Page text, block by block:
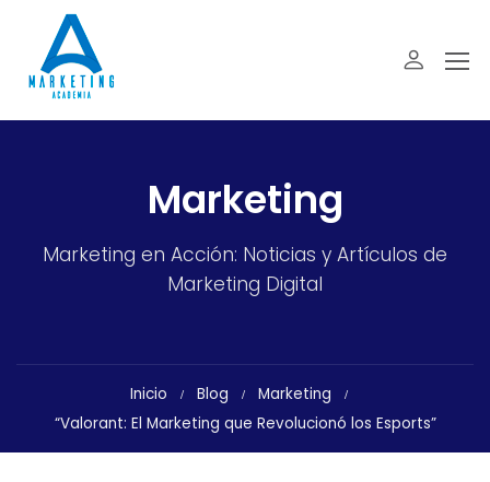
Marketing
Marketing en Acción: Noticias y Artículos de
Marketing Digital
Inicio Blog
Marketing
“Valorant: El Marketing que Revolucionó los Esports”